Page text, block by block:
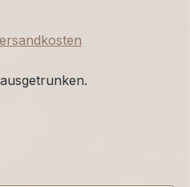
nicht verfügbar.)
ist zurzeit nicht verfügbar.)